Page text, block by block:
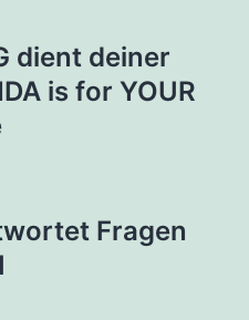
dient deiner
is for YOUR
Fragen